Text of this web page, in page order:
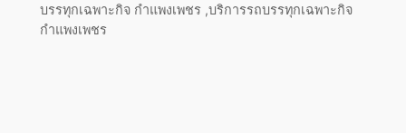
บรรทุกเฉพาะกิจ กำแพงเพชร ,บริการรถบรรทุกเฉพาะกิจ
กำแพงเพชร